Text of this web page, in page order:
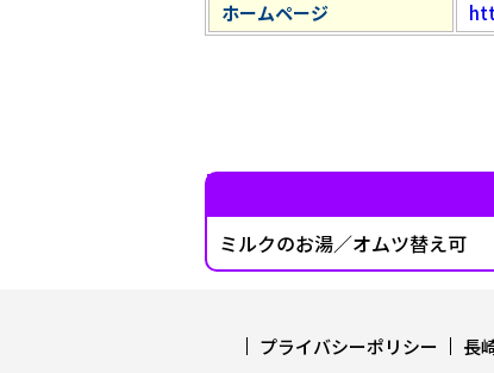
ホームページ
ミルクのお湯／オムツ替え可
プライバシーポリシー 長